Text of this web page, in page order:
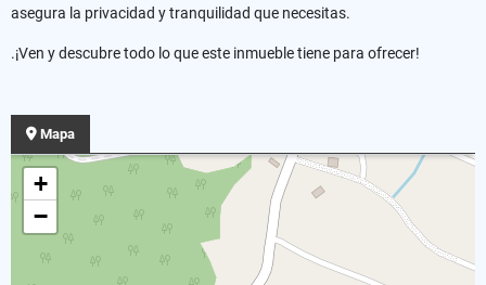
asegura la privacidad y tranquilidad que necesitas.
.¡Ven y descubre todo lo que este inmueble tiene para ofrecer!
Mapa
+
−